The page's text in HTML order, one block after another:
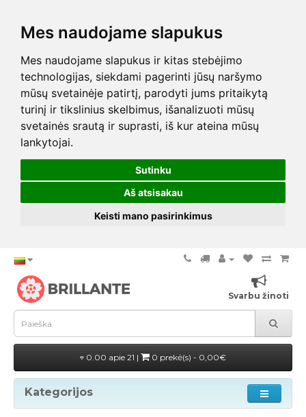
Mes naudojame slapukus
Mes naudojame slapukus ir kitas stebėjimo
technologijas, siekdami pagerinti jūsų naršymo
mūsų svetainėje patirtį, parodyti jums pritaikytą
turinį ir tikslinius skelbimus, išanalizuoti mūsų
svetainės srautą ir suprasti, iš kur ateina mūsų
lankytojai.
Sutinku
Aš atsisakau
Keisti mano pasirinkimus
Svarbu žinoti
0.00 apie 21 | 0 prekė(s) - 0,00€
Kategorijos